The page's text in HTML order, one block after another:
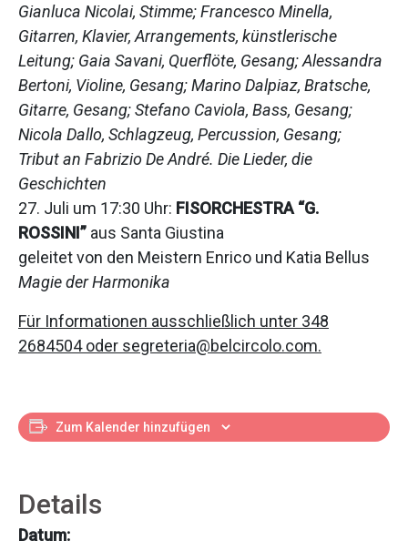
Gianluca Nicolai, Stimme; Francesco Minella,
Gitarren, Klavier, Arrangements, künstlerische
Leitung; Gaia Savani, Querflöte, Gesang; Alessandra
Bertoni, Violine, Gesang; Marino Dalpiaz, Bratsche,
Gitarre, Gesang; Stefano Caviola, Bass, Gesang;
Nicola Dallo, Schlagzeug, Percussion, Gesang;
Tribut an Fabrizio De André. Die Lieder, die
Geschichten
27. Juli um 17:30 Uhr: FISORCHESTRA “G.
ROSSINI” aus Santa Giustina
geleitet von den Meistern Enrico und Katia Bellus
Magie der Harmonika
Für Informationen ausschließlich unter 348
2684504 oder segreteria@belcircolo.com.
Zum Kalender hinzufügen
Details
Datum: